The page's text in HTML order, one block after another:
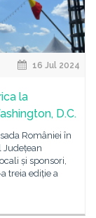
16 Jul 2024
la
D.C.
României în
Județean
și sponsori,
treia ediție a